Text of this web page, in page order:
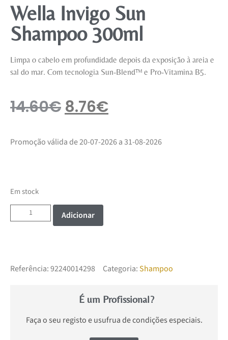
Wella Invigo Sun
Shampoo 300ml
Limpa o cabelo em profundidade depois da exposição à areia e
sal do mar. Com tecnologia Sun-Blend™ e Pro-Vitamina B5.
14.60€ 8.76€
Promoção válida de 20-07-2026 a 31-08-2026
Em stock
Adicionar
Referência:92240014298 Categoria:Shampoo
É um Profissional?
Faça o seu registo e usufrua de condições especiais.